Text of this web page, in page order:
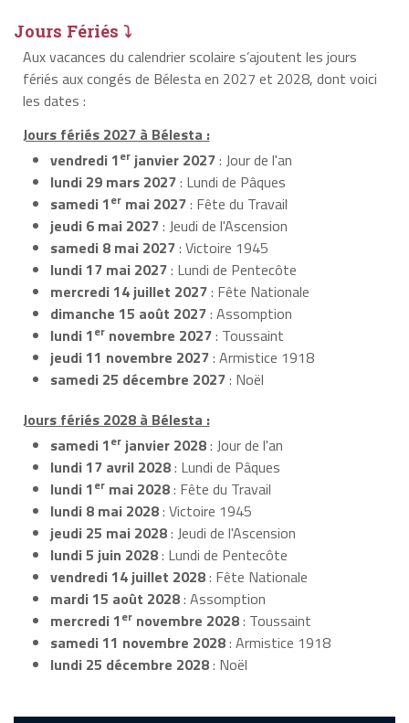
Jours Fériés ⤵
Aux vacances du calendrier scolaire s’ajoutent les jours
fériés aux congés de Bélesta en 2027 et 2028, dont voici
les dates :
Jours fériés 2027 à Bélesta :
vendredi 1er janvier 2027: Jour de l'an
lundi 29 mars 2027: Lundi de Pâques
samedi 1er mai 2027: Fête du Travail
jeudi 6 mai 2027: Jeudi de l'Ascension
samedi 8 mai 2027: Victoire 1945
lundi 17 mai 2027: Lundi de Pentecôte
mercredi 14 juillet 2027: Fête Nationale
dimanche 15 août 2027: Assomption
lundi 1er novembre 2027: Toussaint
jeudi 11 novembre 2027: Armistice 1918
samedi 25 décembre 2027: Noël
Jours fériés 2028 à Bélesta :
samedi 1er janvier 2028: Jour de l'an
lundi 17 avril 2028: Lundi de Pâques
lundi 1er mai 2028: Fête du Travail
lundi 8 mai 2028: Victoire 1945
jeudi 25 mai 2028: Jeudi de l'Ascension
lundi 5 juin 2028: Lundi de Pentecôte
vendredi 14 juillet 2028: Fête Nationale
mardi 15 août 2028: Assomption
mercredi 1er novembre 2028: Toussaint
samedi 11 novembre 2028: Armistice 1918
lundi 25 décembre 2028: Noël